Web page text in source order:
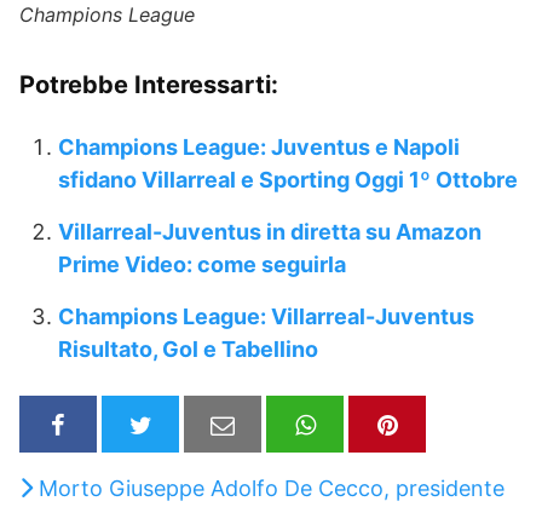
Champions League
Potrebbe Interessarti:
Champions League: Juventus e Napoli
sfidano Villarreal e Sporting Oggi 1º Ottobre
Villarreal-Juventus in diretta su Amazon
Prime Video: come seguirla
Champions League: Villarreal-Juventus
Risultato, Gol e Tabellino
Morto Giuseppe Adolfo De Cecco, presidente